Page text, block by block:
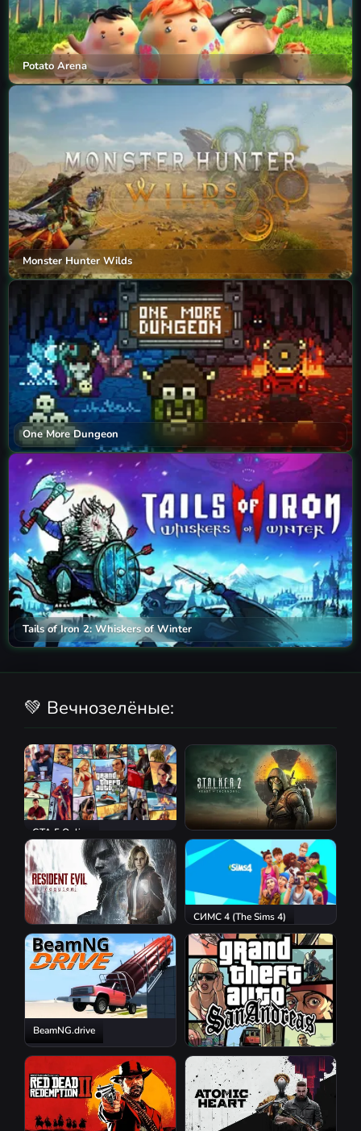
Potato Arena
Monster Hunter Wilds
One More Dungeon
Tails of Iron 2: Whiskers of Winter
💚 Вечнозелёные:
GTA 5 Online
S.T.A.L.K.E.R. 2: Heart of
Chornobyl
Resident Evil Requiem
СИМС 4 (The Sims 4)
BeamNG.drive
GTA San Andreas